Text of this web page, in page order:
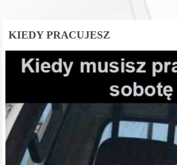
KIEDY PRACUJESZ